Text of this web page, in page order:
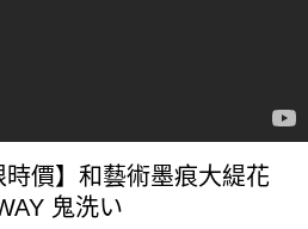
時價】和藝術墨痕大緹花
鬼洗い